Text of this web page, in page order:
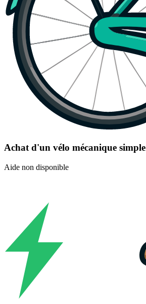
Achat d'un vélo mécanique simple
Aide non disponible